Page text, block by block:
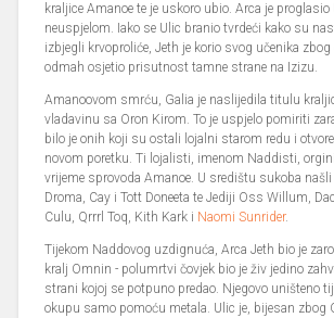
kraljice Amanoe te je uskoro ubio. Arca je
neuspjelom. Iako se Ulic branio tvrdeći kako su
izbjegli krvoproliće, Jeth je korio svog učenika
odmah osjetio prisutnost tamne strane na Izizu.
Amanoovom smrću, Galia je naslijedila titulu
vladavinu sa Oron Kirom. To je uspjelo pomiriti
bilo je onih koji su ostali lojalni starom redu i
novom poretku. Ti lojalisti, imenom Naddisti,
vrijeme sprovoda Amanoe. U središtu sukoba našli
Droma, Cay i Tott Doneeta te Jediji Oss Willum,
Culu, Qrrrl Toq, Kith Kark i Naomi Sunrider.
Tijekom Naddovog uzdignuća, Arca Jeth bio je
kralj Omnin - polumrtvi čovjek bio je živ jedino
strani kojoj se potpuno predao. Njegovo uništeno
okupu samo pomoću metala. Ulic je, bijesan zbog